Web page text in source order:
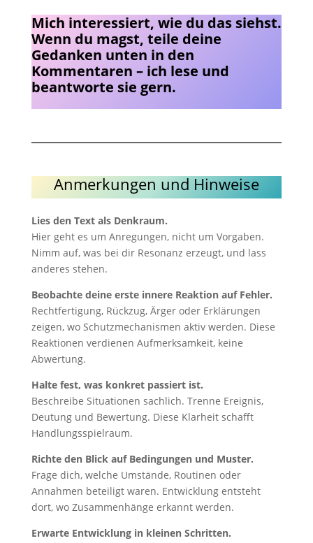
Mich interessiert, wie du das siehst.
Wenn du magst, teile deine
Gedanken unten in den
Kommentaren – ich lese und
beantworte sie gern.
Anmerkungen und Hinweise
Lies den Text als Denkraum.
Hier geht es um Anregungen, nicht um Vorgaben.
Nimm auf, was bei dir Resonanz erzeugt, und lass
anderes stehen.
Beobachte deine erste innere Reaktion auf Fehler.
Rechtfertigung, Rückzug, Ärger oder Erklärungen
zeigen, wo Schutzmechanismen aktiv werden. Diese
Reaktionen verdienen Aufmerksamkeit, keine
Abwertung.
Halte fest, was konkret passiert ist.
Beschreibe Situationen sachlich. Trenne Ereignis,
Deutung und Bewertung. Diese Klarheit schafft
Handlungsspielraum.
Richte den Blick auf Bedingungen und Muster.
Frage dich, welche Umstände, Routinen oder
Annahmen beteiligt waren. Entwicklung entsteht
dort, wo Zusammenhänge erkannt werden.
Erwarte Entwicklung in kleinen Schritten.